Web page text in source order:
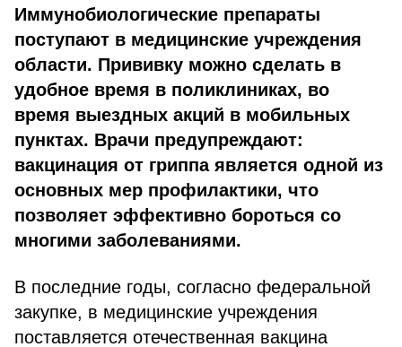
Иммунобиологические препараты
поступают в медицинские учреждения
области. Прививку можно сделать в
удобное время в поликлиниках, во
время выездных акций в мобильных
пунктах. Врачи предупреждают:
вакцинация от гриппа является одной из
основных мер профилактики, что
позволяет эффективно бороться со
многими заболеваниями.
В последние годы, согласно федеральной
закупке, в медицинские учреждения
поставляется отечественная вакцина